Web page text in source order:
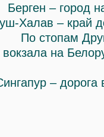
Берген – город
Халав – край
По стопам
вокзала на
– дорога